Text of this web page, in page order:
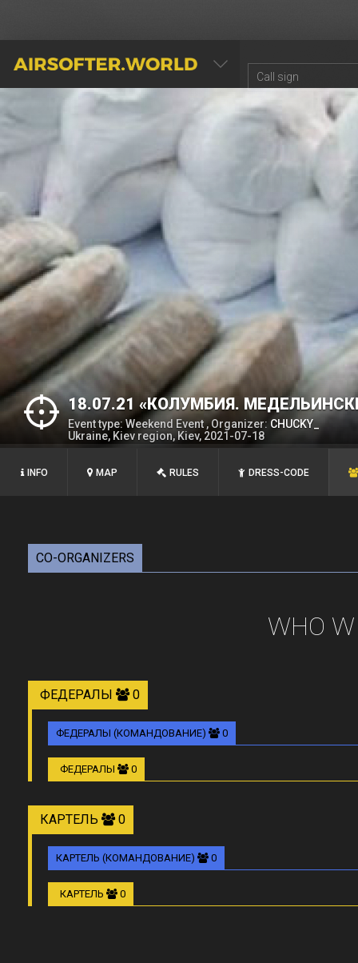
AIRSOFTER.WORLD
18.07.21 «КОЛУМБИЯ.
(ЛЮТЕЖ)
Event type: Weekend Event , Organizer: CHUCKY_
Ukraine, Kiev region, Kiev, 2021-07-18
INFO MAP RULES DRESS-CODE
CO-ORGANIZERS
WHO
ФЕДЕРАЛЫ 0
ФЕДЕРАЛЫ (КОМАНДОВАНИЕ) 0
ФЕДЕРАЛЫ 0
КАРТЕЛЬ 0
КАРТЕЛЬ (КОМАНДОВАНИЕ) 0
КАРТЕЛЬ 0